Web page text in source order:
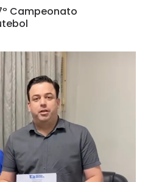
Campeonato